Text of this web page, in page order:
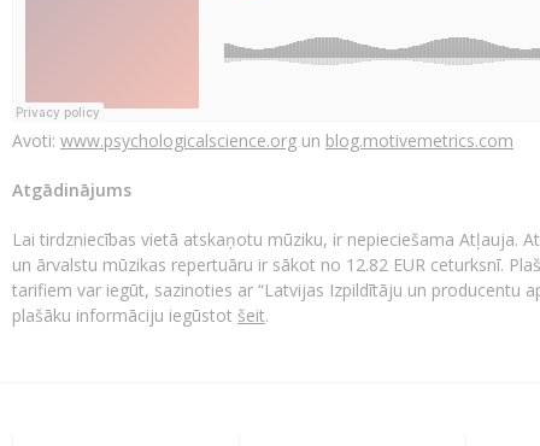
Avoti: www.psychologicalscience.org un blog.motivemetrics.com
Atgādinājums
Lai tirdzniecības vietā atskaņotu mūziku, ir nepieciešama Atļauja.
un ārvalstu mūzikas repertuāru ir sākot no 12.82 EUR ceturksnī.
tarifiem var iegūt, sazinoties ar “Latvijas Izpildītāju un producentu
plašāku informāciju iegūstot šeit.